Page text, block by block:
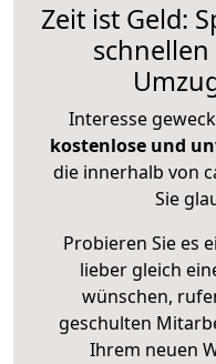
Zeit ist Geld:
Interesse
kostenlose und
die innerhalb von
Sie
Probieren Sie es
lieber gleich
wünschen,
geschulten
Ihrem neuen